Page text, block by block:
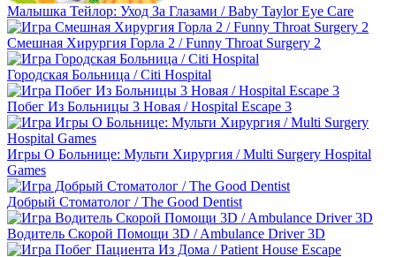
Малышка Тейлор: Уход За Глазами / Baby Taylor Eye Care
Смешная Хирургия Горла 2 / Funny Throat Surgery 2
Городская Больница / Citi Hospital
Побег Из Больницы 3 Новая / Hospital Escape 3
Игры О Больнице: Мульти Хирургия / Multi Surgery Hospital
Games
Добрый Стоматолог / The Good Dentist
Водитель Скорой Помощи 3D / Ambulance Driver 3D